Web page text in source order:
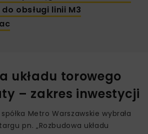
obsługi linii M3
układu torowego
– zakres inwestycji
Metro Warszawskie wybrała
pn. „Rozbudowa układu